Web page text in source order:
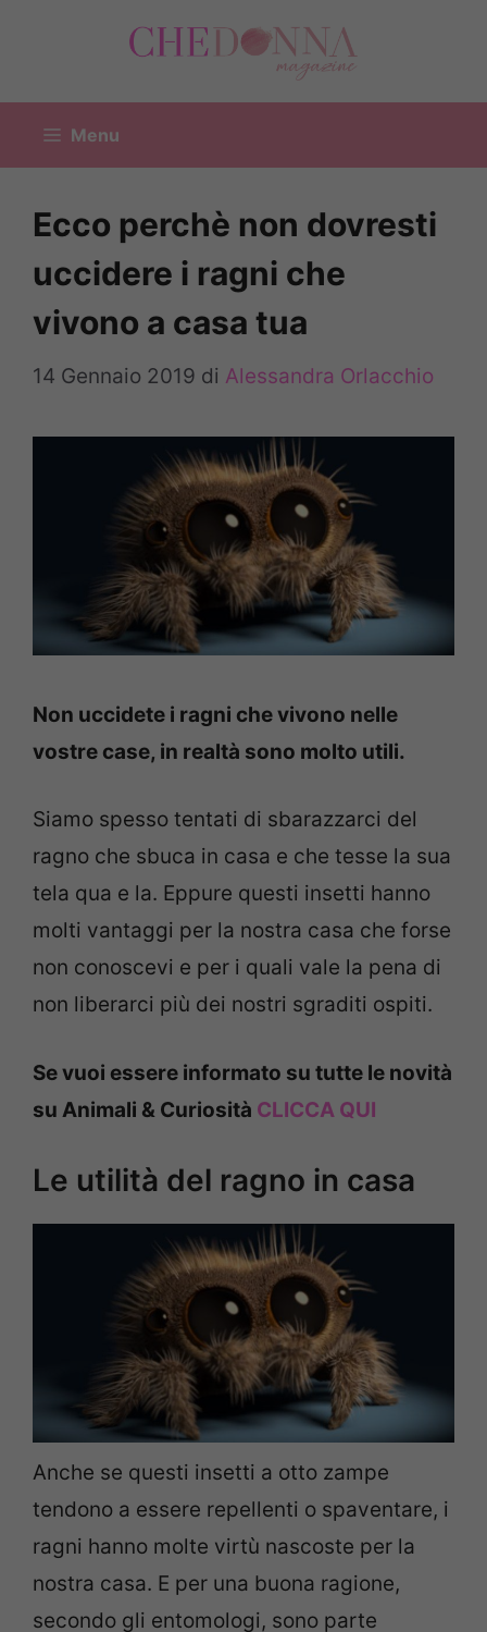
Menu
Ecco perchè non dovresti
uccidere i ragni che
vivono a casa tua
14 Gennaio 2019 di Alessandra Orlacchio
Non uccidete i ragni che vivono nelle
vostre case, in realtà sono molto utili.
Siamo spesso tentati di sbarazzarci del
ragno che sbuca in casa e che tesse la sua
tela qua e la. Eppure questi insetti hanno
molti vantaggi per la nostra casa che forse
non conoscevi e per i quali vale la pena di
non liberarci più dei nostri sgraditi ospiti.
Se vuoi essere informato su tutte le novità
su Animali & Curiosità CLICCA QUI
Le utilità del ragno in casa
Anche se questi insetti a otto zampe
tendono a essere repellenti o spaventare, i
ragni hanno molte virtù nascoste per la
nostra casa. E per una buona ragione,
secondo gli entomologi, sono parte